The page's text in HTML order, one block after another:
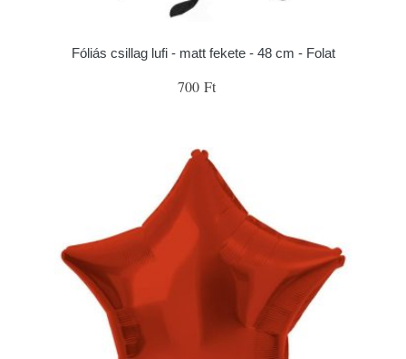
Fóliás csillag lufi - matt fekete - 48 cm - Folat
700 Ft